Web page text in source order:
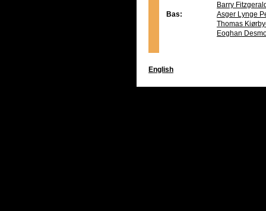
Barry
Bas:
Asger Lynge
Thomas
Eoghan
English